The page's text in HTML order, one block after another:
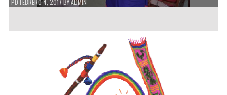
PD FEBRERO 4, 2017 BYADMIN